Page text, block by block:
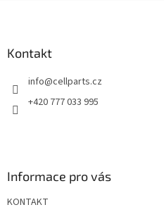
Kontakt
info@cellparts.cz
+420 777 033 995
Informace pro vás
KONTAKT